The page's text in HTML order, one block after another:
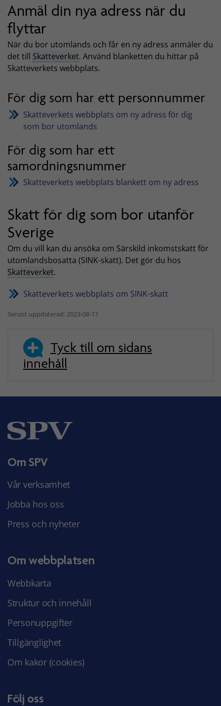
Anmäl din nya adress när du
flyttar
När du bor utomlands och får en ny adress anmäler du
det till Skatteverket. Använd blanketten du hittar på
Skatteverkets webbplats.
För dig som har ett personnummer
Skatteverkets webbplats om ny adress för dig
som bor utomlands
För dig som har ett
samordningsnummer
Skatteverkets webbplats blankett om ny adress
Skatt för dig som bor utanför
Sverige
Om du vill kan du ansöka om Särskild inkomstskatt för
utomlandsbosatta (SINK-skatt). Det gör du hos
Skatteverket.
Skatteverkets webbplats om SINK-skatt
Senast uppdaterad: 2023-08-17
Tyck till om sidans
innehåll
Om SPV
Vår verksamhet
Jobba hos oss
Press och nyheter
Om webbplatsen
Webbkarta
Struktur och innehåll
Personuppgifter
Tillgänglighet
Om kakor (cookies)
Följ oss